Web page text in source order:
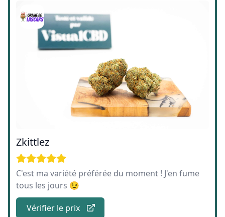
Zkittlez
C'est ma variété préférée du moment ! J'en fume
tous les jours 😉
Vérifier le prix